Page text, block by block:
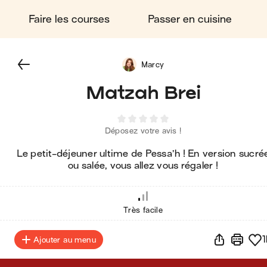
Faire les courses Passer en cuisine
Matzah Brei
Déposez votre avis !
Le petit-déjeuner ultime de Pessa’h ! En version
ou salée, vous allez vous régaler !
Marcy
Très facile
Ajouter au menu